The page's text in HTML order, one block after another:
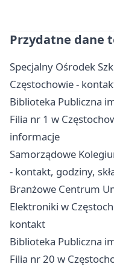
Przydatne dane
Specjalny Ośrodek
Częstochowie -
Biblioteka Publiczna
Filia nr 1 w
informacje
Samorządowe
- kontakt, godziny,
Branżowe Centrum
Elektroniki w
kontakt
Biblioteka Publiczna
Filia nr 20 w